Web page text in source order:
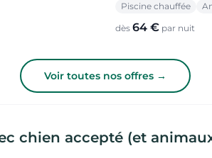
Piscine chauffée
dès 64 € par nuit
Voir toutes nos offres →
chien accepté (et